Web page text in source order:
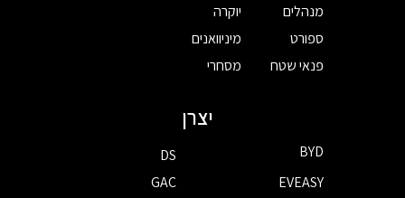
מנהלים
ספורט
פנאי שטח
יוקרה
מיניוואנים
מסחרי
יצרן
BYD
DS
EVEASY
GAC